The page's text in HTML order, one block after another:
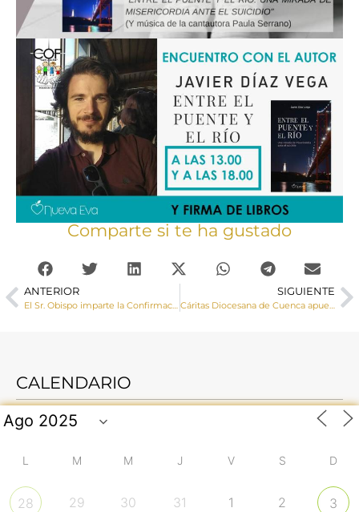
Comparte si te ha gustado
ANTERIOR
El Sr. Obispo imparte la Confirmación a un grupo de adolescentes en Las Mesas
SIGUIENTE
Cáritas Diocesana de Cuenca apuesta por Red de Calor de Cuenca sumándose a la transición energética
CALENDARIO
L M M J V S D
28 29 30 31 1 2 3